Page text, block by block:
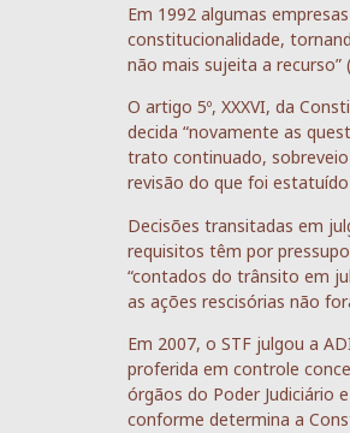
Em 1992 algumas
constitucionalidade,
não mais sujeita a recurso”
O artigo 5º, XXXVI, da
decida “novamente as
trato continuado,
revisão do que foi
Decisões transitadas em
requisitos têm por
“contados do trânsito em
as ações rescisórias não
Em 2007, o STF julgou a
proferida em controle
órgãos do Poder Judiciário
conforme determina a